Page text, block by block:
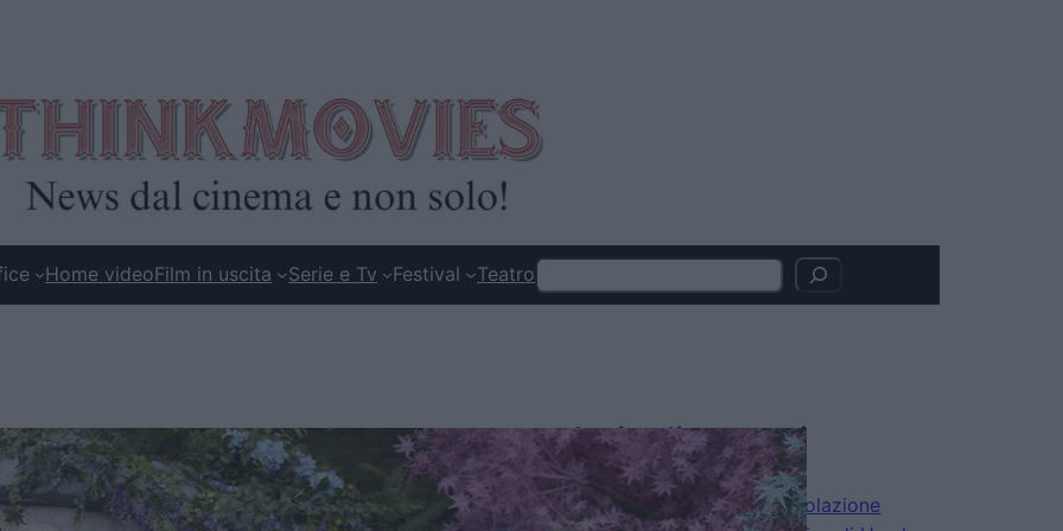
Home videoFilm in uscita Serie e Tv Festival TeatroSearch
Articoli recenti
La colazione